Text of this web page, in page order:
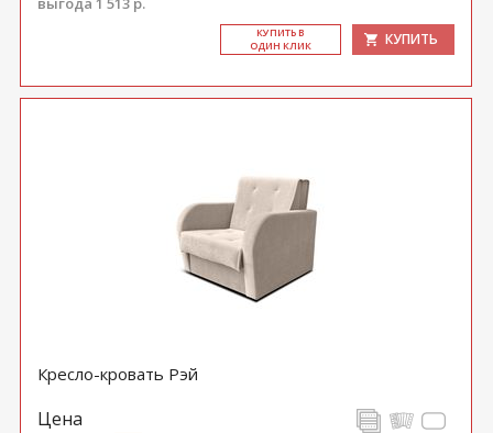
КУ­ПИТЬ В
ОДИН КЛИК
КУПИТЬ
Кресло-кровать Рэй
Цена